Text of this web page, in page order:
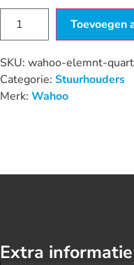
Toevoegen
SKU: wahoo-elemnt-
Categorie: Stuurhouders
Merk: Wahoo
Extra informatie